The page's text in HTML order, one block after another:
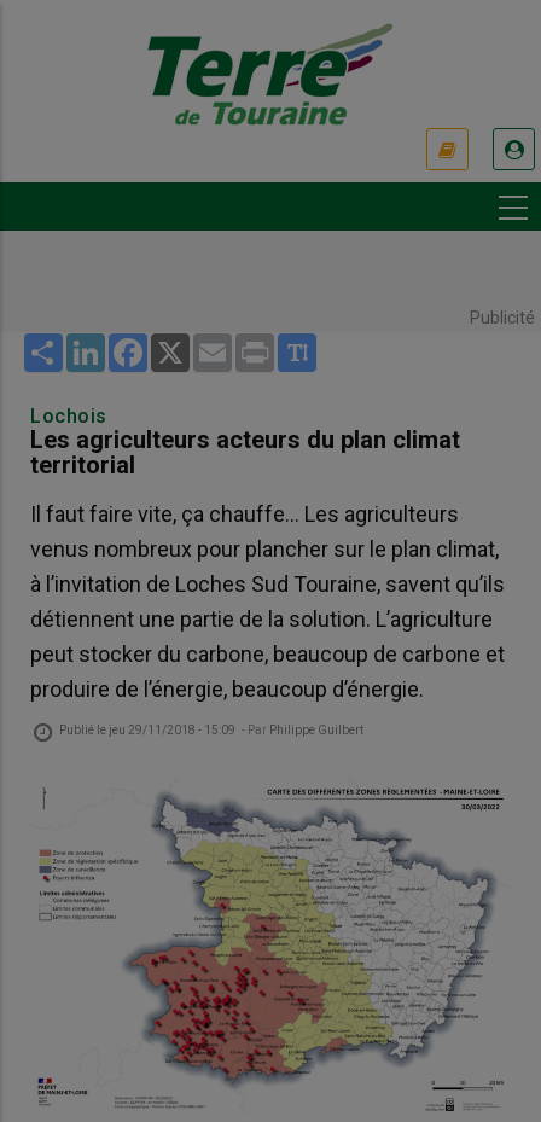
Publicité
Share LinkedInFacebook
X Email Print
Lochois
Les agriculteurs acteurs du plan climat
territorial
Il faut faire vite, ça chauffe... Les agriculteurs
venus nombreux pour plancher sur le plan climat,
à l’invitation de Loches Sud Touraine, savent qu’ils
détiennent une partie de la solution. L’agriculture
peut stocker du carbone, beaucoup de carbone et
produire de l’énergie, beaucoup d’énergie.
Publié le jeu 29/11/2018 - 15:09 - Par Philippe Guilbert